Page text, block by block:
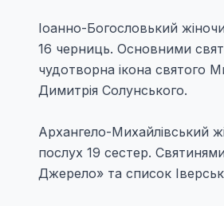
Іоанно-Богословький
16 черниць. Основними
чудотворна ікона святого
Димитрія Солунського.
Архангело-Михайлівський
послух 19 сестер.
Джерело» та список